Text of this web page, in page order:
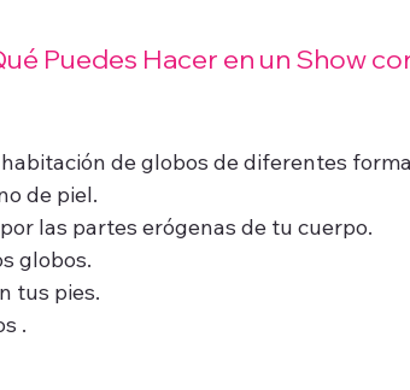
Puedes Hacer en un Show
de globos de diferentes
de piel.
las partes erógenas de tu cuerpo.
globos.
tus pies.
.